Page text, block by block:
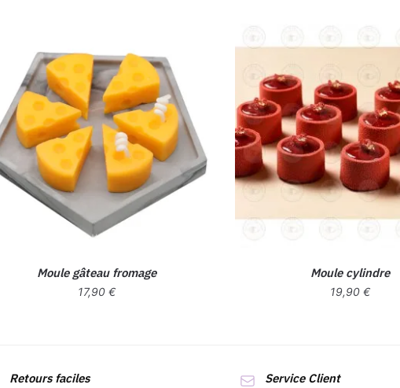
Moule gâteau fromage
17,90€
Moule cylindre
19,90 €
Retours faciles Service Client